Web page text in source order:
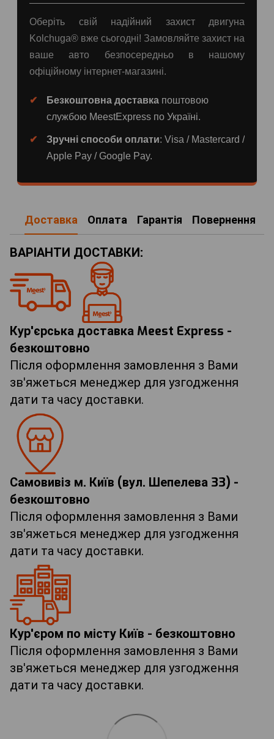
Оберіть свій надійний захист двигуна
Kolchuga® вже сьогодні! Замовляйте захист на
ваше авто безпосередньо в нашому
офіційному інтернет-магазині.
Безкоштовна доставка поштовою
службою MeestExpress по Україні.
Зручні способи оплати: Visa / Mastercard /
Apple Pay / Google Pay.
Доставка Оплата Гарантія Повернення
ВАРІАНТИ ДОСТАВКИ:
Кур'єрська доставка Meest Express -
безкоштовно
Після оформлення замовлення з Вами
зв'яжеться менеджер для узгодження
дати та часу доставки.
Самовивіз м. Київ (вул. Шепелева 33) -
безкоштовно
Після оформлення замовлення з Вами
зв'яжеться менеджер для узгодження
дати та часу доставки.
Кур'єром по місту Київ - безкоштовно
Після оформлення замовлення з Вами
зв'яжеться менеджер для узгодження
дати та часу доставки.